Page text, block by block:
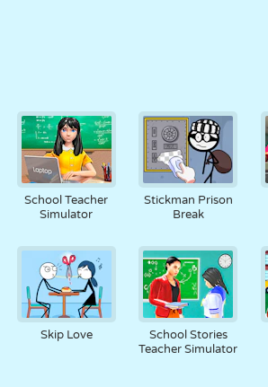
School Teacher
Simulator
Stickman Prison
Break
Skip Love
School Stories
Teacher Simulator